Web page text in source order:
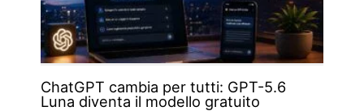
ChatGPT cambia per tutti: GPT-5.6
Luna diventa il modello gratuito